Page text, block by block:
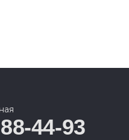
44-93